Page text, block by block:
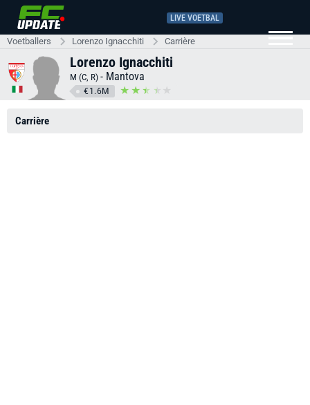
LIVE VOETBAL
Voetballers Lorenzo Ignacchiti Carrière
Lorenzo Ignacchiti
M (C, R) - Mantova
€1.6M
Carrière